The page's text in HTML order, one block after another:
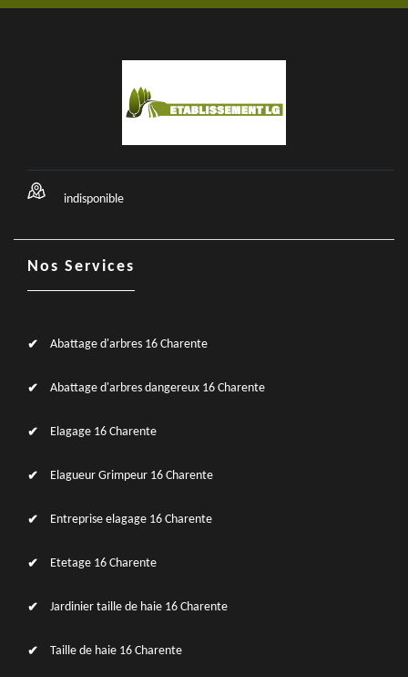
indisponible
Nos Services
Abattage d'arbres 16 Charente
Abattage d'arbres dangereux 16 Charente
Elagage 16 Charente
Elagueur Grimpeur 16 Charente
Entreprise elagage 16 Charente
Etetage 16 Charente
Jardinier taille de haie 16 Charente
Taille de haie 16 Charente